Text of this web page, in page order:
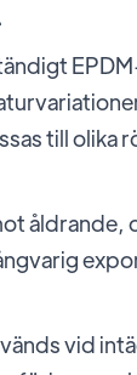
till olika
åldrande,
vid